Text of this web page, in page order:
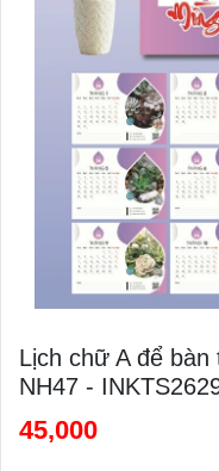
Lịch chữ A để
NH47 -
45,000